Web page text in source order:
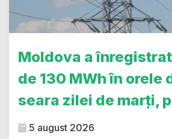
Moldova a
de 130 MWh în orele
seara zilei de marți,
5 august 2026